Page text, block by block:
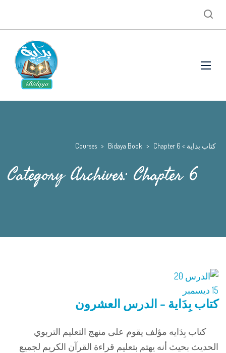
كتاب بداية >
Courses > Bidaya Book > Chapter 6
Category Archives: Chapter 6
15 ديسمبر
كتاب بِدَاية – الدرس العشرون
كتاب بِدَايه مؤلف يقوم على منهج التعليم التربوي
الحديث بحيث أنه يهتم بتعليم قراءة القرآن الكريم لجميع